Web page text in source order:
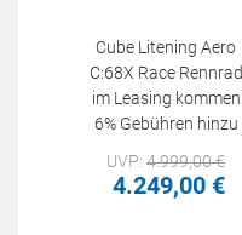
Cube Litening Aero
C:68X Race Rennrad
im Leasing kommen
6% Gebühren hinzu
UVP: 4.999,00€
4.249,00 €